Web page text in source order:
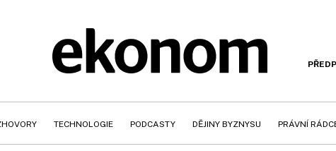
TECHNOLOGIE PODCASTY DĚJINY BYZNYSU PRÁVNÍ